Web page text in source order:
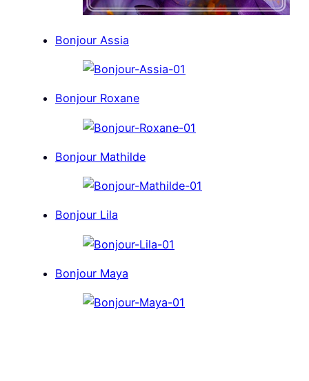
Bonjour Assia
Bonjour Roxane
Bonjour Mathilde
Bonjour Lila
Bonjour Maya